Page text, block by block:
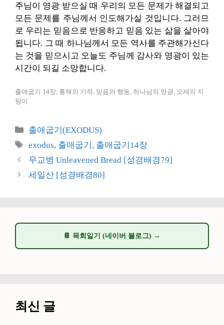
주님이 영광 받으실 때 우리의 모든 문제가 해결되고
모든 문제를 주님께서 인도해가실 것입니다. 그러므
로 우리는 믿음으로 반응하고 믿음 있는 삶을 살아야
됩니다. 그 때 하나님께서 모든 역사를 주관해가신다
는 것을 믿으시고 오늘도 주님께 감사와 영광이 있는
시간이 되길 소망합니다.
출애굽기 14장, 홍해의 기적, 믿음의 행동, 하나님의 영광, 모세의 지
팡이
카
리
출애굽기(EXODUS)
태
그
exodus, 출애굽기 , 출애굽기14장
무교병 Unleavened Bread [성경배경79]
세일산 [성경배경80]
📔 목회일기 (네이버 블로그) →
최신 글